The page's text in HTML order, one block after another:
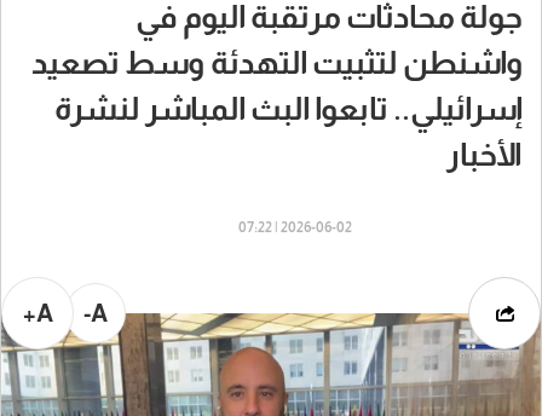
جولة محادثات مرتقبة اليوم في
واشنطن لتثبيت التهدئة وسط تصعيد
إسرائيلي.. تابعوا البث المباشر لنشرة
الأخبار
2026-06-02 | 07:22
A-
A+